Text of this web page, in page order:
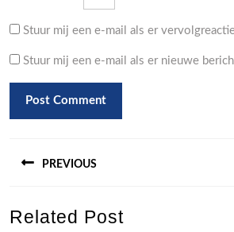
Stuur mij een e-mail als er
Stuur mij een e-mail als er nieuwe
PREVIOUS
post:
Related Post